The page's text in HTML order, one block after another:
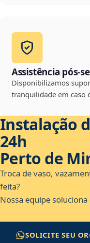
Assistência pós-
Disponibilizamos
tranquilidade em caso
Instalação
24h
Perto de
Troca de vaso,
feita?
Nossa equipe
SOLICITE SEU